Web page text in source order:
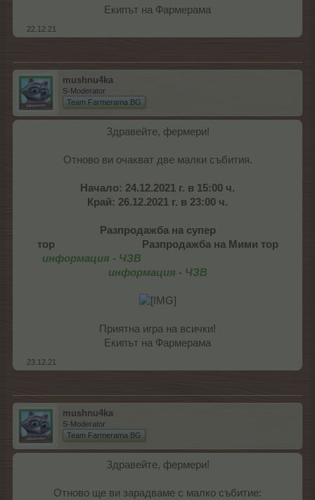
Екипът на Фармерама​
22.12.21
mushnu4ka
S-Moderator
Team Farmerama BG
Здравейте, фермери!
Отново ви очакват две малки събития.
Начало: 24.12.2021 г. в 15:00 ч.
Край: 26.12.2021 г. в 23:00 ч.
Разпродажба на супер
тор
Разпродажба на Мими тор
информация - ЧЗВ
информация - ЧЗВ
Приятна игра на всички!
Екипът на Фармерама​
23.12.21
mushnu4ka
S-Moderator
Team Farmerama BG
Здравейте, фермери!
Отново ще ви зарадваме с малко събитие: